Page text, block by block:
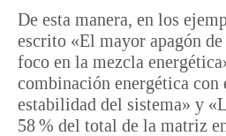
De esta manera, en los
escrito «El mayor apagón
foco en la mezcla
combinación energética
estabilidad del sistema» y
58 % del total de la matriz